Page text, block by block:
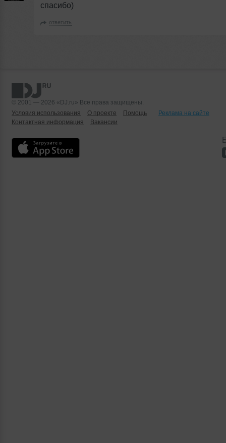
спасибо)
ответить
© 2001 — 2026 «DJ.ru» Все права защищены.
Условия использования
О проекте Помощь
Реклама на сайте
Контактная информация
Вакансии